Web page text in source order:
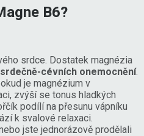
B6?
srdce. Dostatek magnézia
cévních onemocnění.
je magnézium v
zvýší se tonus hladkých
podílí na přesunu vápníku
k svalové relaxaci.
jste jednorázově prodělali